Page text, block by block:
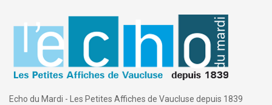
Echo du Mardi - Les Petites Affiches de Vaucluse depuis 1839